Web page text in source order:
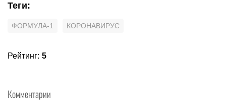
Теги:
ФОРМУЛА-1 КОРОНАВИРУС
Рейтинг: 5
Комментарии